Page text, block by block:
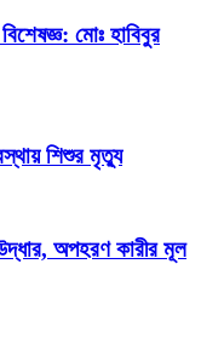
মোঃ হাবিবুর
শিশুর মৃত্যু
অপহরণ কারীর মূল